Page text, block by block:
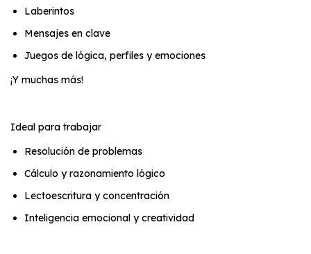
Laberintos
Mensajes en clave
Juegos de lógica, perfiles y emociones
¡Y muchas más!
Ideal para trabajar
Resolución de problemas
Cálculo y razonamiento lógico
Lectoescritura y concentración
Inteligencia emocional y creatividad